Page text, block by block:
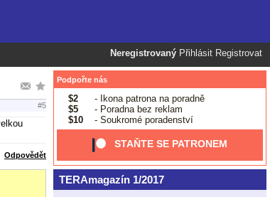
Neregistrovaný Přihlásit Registrovat
#5
Odpovědět
Podpořte nás
$2
- Ikona patrona na poradně
$5
- Poradna bez reklam
$10
- Soukromé poradenství
STAŇTE SE PATRONEM
TERAmagazín 1/2017